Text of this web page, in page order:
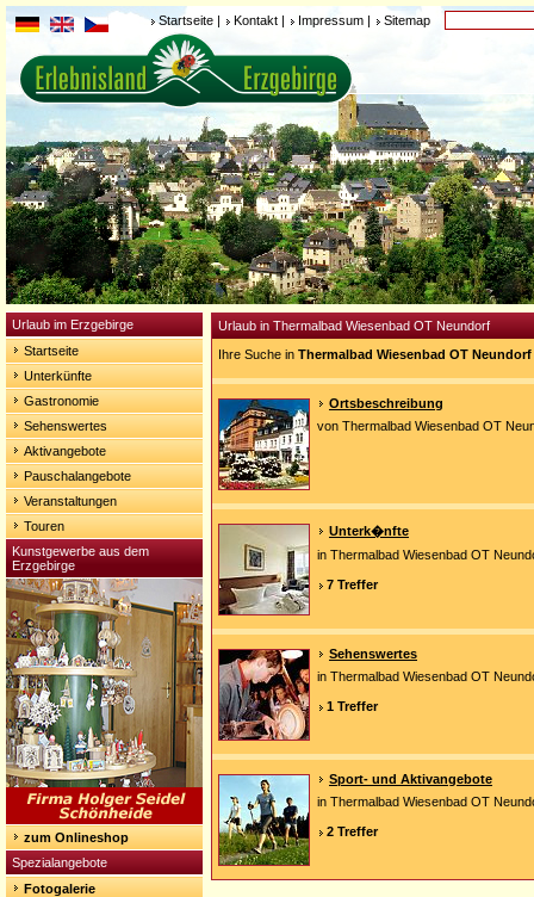
Startseite | Kontakt | Impressum | Sitemap
Urlaub im Erzgebirge
Startseite
Unterkünfte
Gastronomie
Sehenswertes
Aktivangebote
Pauschalangebote
Veranstaltungen
Touren
Kunstgewerbe aus dem
Erzgebirge
zum Onlineshop
Spezialangebote
Fotogalerie
Urlaub in Thermalbad Wiesenbad OT Neundorf
Ihre Suche in Thermalbad Wiesenbad OT Neundorf
Ortsbeschreibung
von Thermalbad Wiesenbad OT
Unterk�nfte
in Thermalbad Wiesenbad OT
7 Treffer
Sehenswertes
in Thermalbad Wiesenbad OT
1 Treffer
Sport- und Aktivangebote
in Thermalbad Wiesenbad OT
2 Treffer